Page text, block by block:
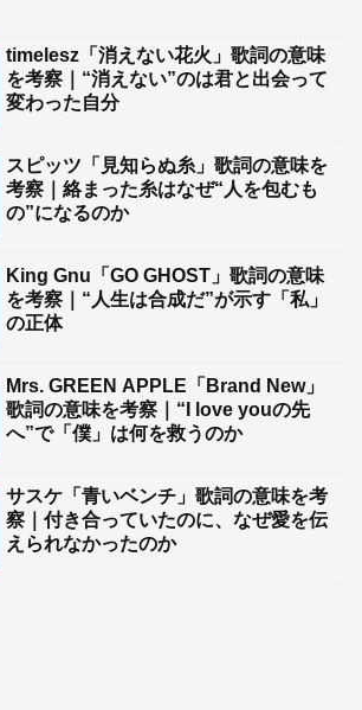
timelesz「消えない花火」歌詞の意味
を考察｜“消えない”のは君と出会って
変わった自分
スピッツ「見知らぬ糸」歌詞の意味を
考察｜絡まった糸はなぜ“人を包むも
の”になるのか
King Gnu「GO GHOST」歌詞の意味
を考察｜“人生は合成だ”が示す「私」
の正体
Mrs. GREEN APPLE「Brand New」
歌詞の意味を考察｜“I love youの先
へ”で「僕」は何を救うのか
サスケ「青いベンチ」歌詞の意味を考
察｜付き合っていたのに、なぜ愛を伝
えられなかったのか